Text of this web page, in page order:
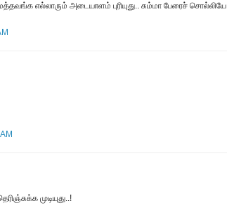
எல்லாரும் அடையாளம் புரியுது.. சும்மா பேரைச் சொல்லியே
முடியுது..!